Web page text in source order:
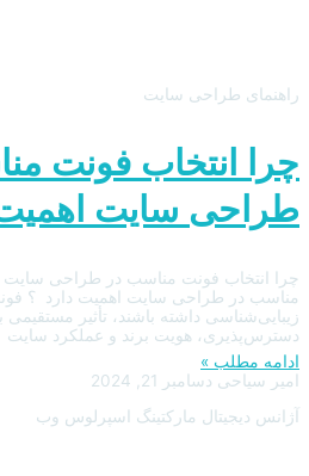
راهنمای طراحی سایت
چرا انتخاب فونت
طراحی سایت اهمیت
چرا انتخاب فونت مناسب در طراحی سایت
مناسب در طراحی سایت اهمیت دارد ؟
دسترس‌پذیری، هویت برند و عملکرد سایت
ادامه مطلب »
امیر سیاحی دسامبر 21, 2024
آژانس دیجیتال مارکتینگ اسپرلوس وب